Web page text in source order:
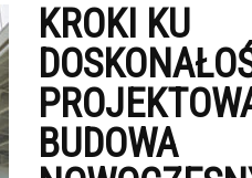
KROKI KU
BUDOWA